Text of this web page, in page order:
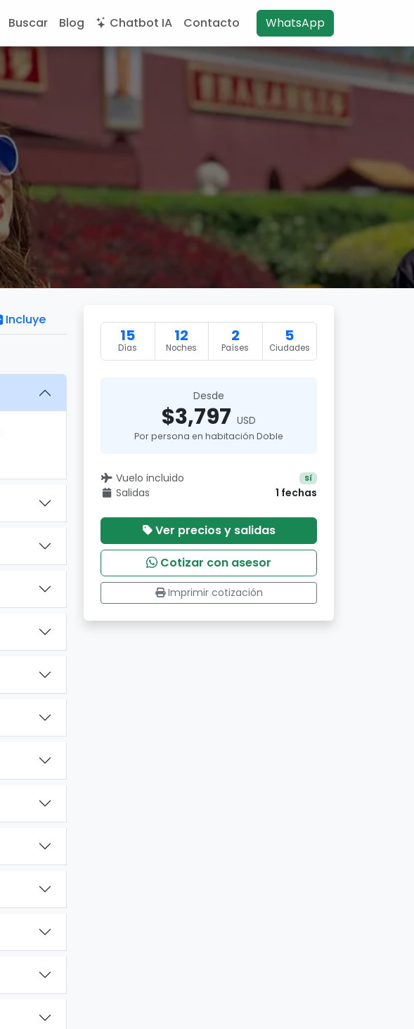
Buscar Blog Chatbot IA Contacto WhatsApp
Incluye
15
Días
12
Noches
2
Países
5
Ciudades
Desde
$3,797 USD
Por persona en habitación Doble
Vuelo incluido Sí
Salidas 1 fechas
Ver precios y salidas
Cotizar con asesor
Imprimir cotización